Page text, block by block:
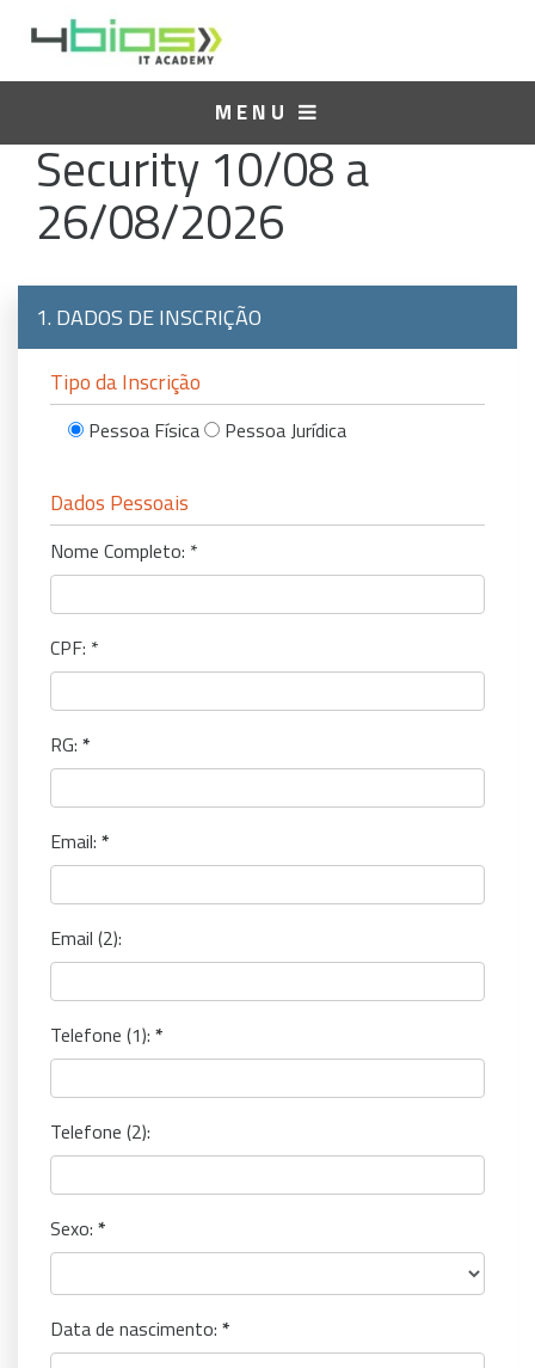
MENU
FCSS - Network
Security 10/08 a
26/08/2026
1. DADOS DE INSCRIÇÃO
Tipo da Inscrição
Pessoa Física Pessoa Jurídica
Dados Pessoais
Nome Completo:
CPF:
RG:
Email:
Email (2):
Telefone (1):
Telefone (2):
Sexo:
Data de nascimento: